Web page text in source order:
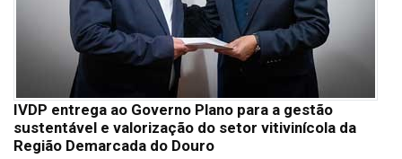
IVDP entrega ao Governo Plano para a gestão
sustentável e valorização do setor vitivinícola da
Região Demarcada do Douro